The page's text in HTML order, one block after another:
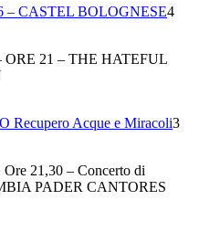
– CASTEL BOLOGNESE4
21 – THE HATEFUL
Recupero Acque e Miracoli3
Ore 21,30 – Concerto di
PADER CANTORES